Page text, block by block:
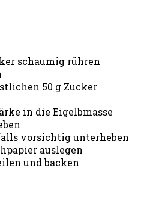
schaumig rühren
50 g Zucker
in die Eigelbmasse
vorsichtig unterheben
auslegen
und backen